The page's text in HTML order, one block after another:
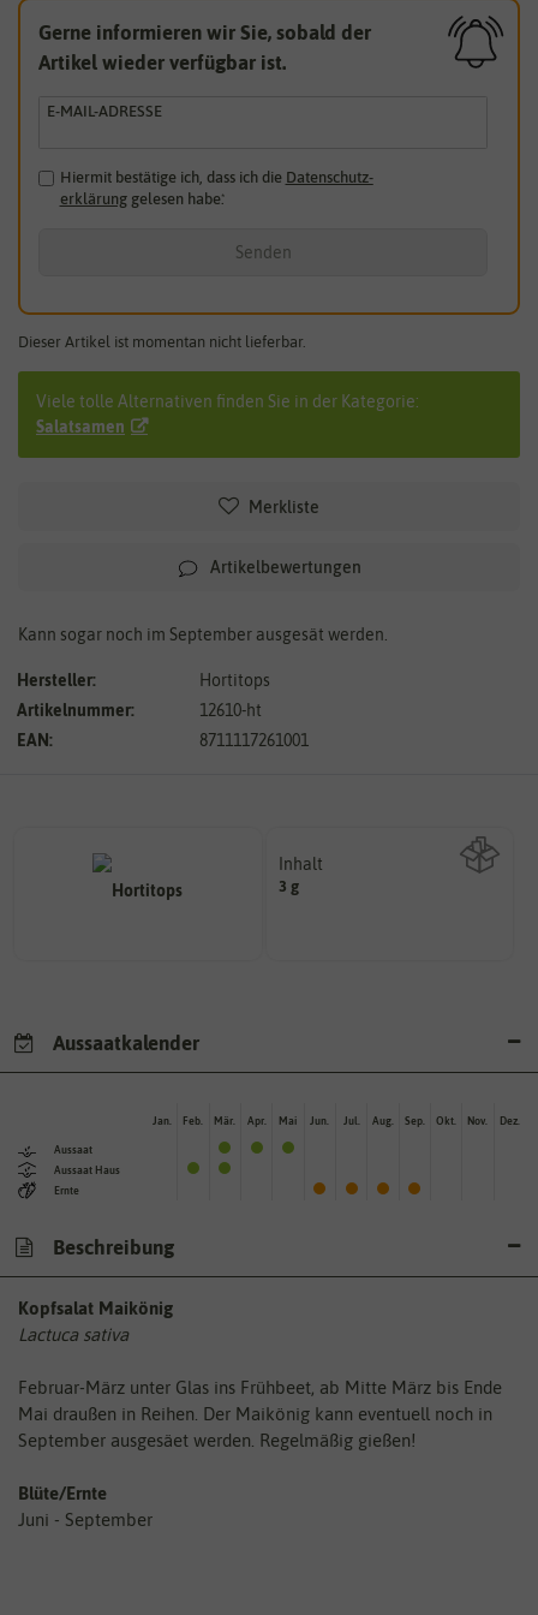
Gerne informieren wir Sie, sobald der
Artikel wieder verfügbar ist.
E-MAIL-ADRESSE
Hiermit bestätige ich, dass ich die Daten­schutz­
erklärunggelesen habe.*
Senden
Dieser Artikel ist momentan nicht lieferbar.
Viele tolle Alternativen finden Sie in der Kategorie:
Salatsamen
Merkliste
Artikelbewertungen
Kann sogar noch im September ausgesät werden.
Hersteller:
Hortitops
Artikelnummer:
12610-ht
EAN:
8711117261001
Inhalt
3 g
Aussaatkalender
Aussaat
Aussaat Haus
Ernte
Jan. Feb. Mär. Apr. Mai Jun. Jul. Aug. Sep. Okt. Nov. Dez.
Beschreibung
Kopfsalat Maikönig
Lactuca sativa
Februar-März unter Glas ins Frühbeet, ab Mitte März bis Ende
Mai draußen in Reihen. Der Maikönig kann eventuell noch in
September ausgesäet werden. Regelmäßig gießen!
Blüte/Ernte
Juni - September